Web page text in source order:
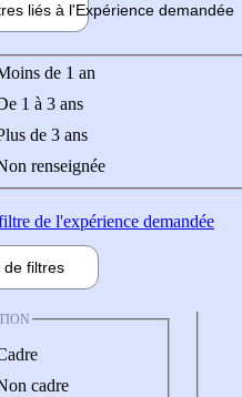
liés à l'Expérience demandée
demandée
de 1 an
1 à 3 ans
de 3 ans
renseignée
de l'expérience demandée
de filtres
cadre